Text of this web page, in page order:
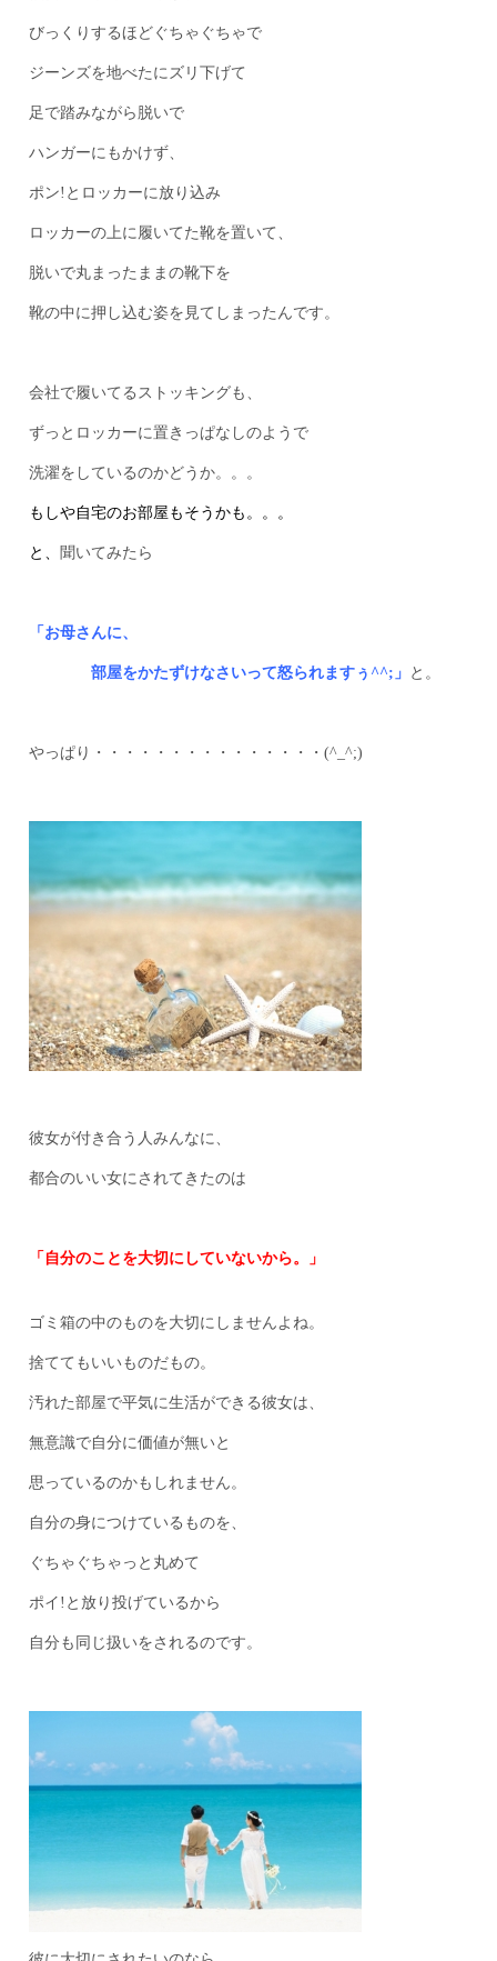
びっくりするほどぐちゃぐちゃで
ジーンズを地べたにズリ下げて
足で踏みながら脱いで
ハンガーにもかけず、
ポン!とロッカーに放り込み
ロッカーの上に履いてた靴を置いて、
脱いで丸まったままの靴下を
靴の中に押し込む姿を見てしまったんです。
会社で履いてるストッキングも、
ずっとロッカーに置きっぱなしのようで
洗濯をしているのかどうか。。。
もしや自宅のお部屋もそうかも。。。
と、 聞いてみたら
「お母さんに、
部屋をかたずけなさいって怒られますぅ^^;」 と。
やっぱり・・・・・・・・・・・・・・・(^_^;)
彼女が付き合う人みんなに、
都合のいい女にされてきたのは
「自分のことを大切にしていないから。」
ゴミ箱の中のものを大切にしませんよね。
捨ててもいいものだもの。
汚れた部屋で平気に生活ができる彼女は、
無意識で自分に価値が無いと
思っているのかもしれません。
自分の身につけているものを、
ぐちゃぐちゃっと丸めて
ポイ!と放り投げているから
自分も同じ扱いをされるのです。